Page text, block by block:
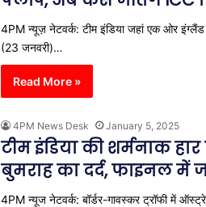
4PM न्यूज़ नेटवर्क: टीम इंडिया जहां एक ओर
(23 जनवरी)…
Read More »
4PM News Desk January 5, 2025
टीम इंडिया की शर्मनाक
बुमराह का दर्द, फाइनल
4PM न्यूज नेटवर्क: बॉर्डर-गावस्कर ट्रॉफी में